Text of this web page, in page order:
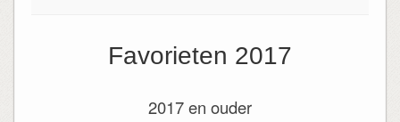
Favorieten 2017
2017 en ouder